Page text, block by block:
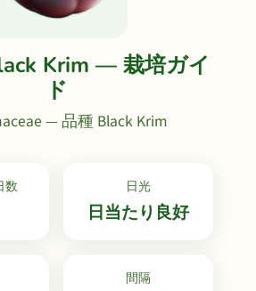
Krim — 栽培ガイ
ド
— 品種 Black Krim
数 日光
日当たり良好
間隔